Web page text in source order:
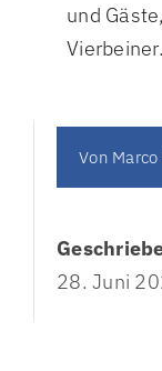
und
Von
28. Juni